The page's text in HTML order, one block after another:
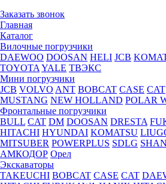
Заказать звонок
Главная
Каталог
Вилочные погрузчики
DAEWOO DOOSAN HELI JCB
TOYOTA YALE ТВЭКС
Мини погрузчики
JCB VOLVO ANT BOBCAT CASE CAT
MUSTANG NEW HOLLAND POLAR
Фронтальные погрузчики
BULL CAT DM DOOSAN DRESTA
HITACHI HYUNDAI KOMATSU
MITSUBER POWERPLUS SDLG
АМКОДОР Орел
Экскаваторы
TAKEUCHI BOBCAT CASE CAT